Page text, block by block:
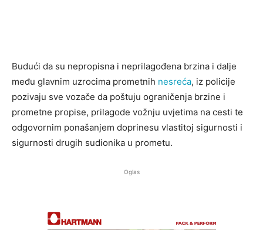
Budući da su nepropisna i neprilagođena brzina i dalje
među glavnim uzrocima prometnih nesreća, iz policije
pozivaju sve vozače da poštuju ograničenja brzine i
prometne propise, prilagode vožnju uvjetima na cesti te
odgovornim ponašanjem doprinesu vlastitoj sigurnosti i
sigurnosti drugih sudionika u prometu.
Oglas